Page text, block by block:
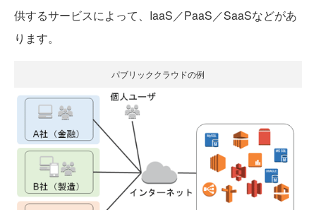
供するサービスによって、IaaS／PaaS／SaaSなどがあ
ります。
パブリッククラウドの例